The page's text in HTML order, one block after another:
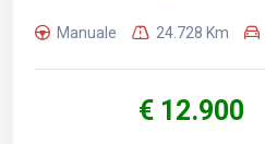
Manuale 24.728 Km
€ 12.900